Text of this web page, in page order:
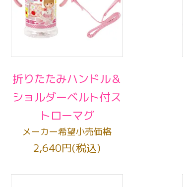
折りたたみハンドル＆
ショルダーベルト付ス
トローマグ
メーカー希望小売価格
2,640円(税込)